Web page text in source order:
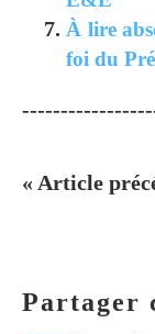
À lire
foi du
« Article
Partager